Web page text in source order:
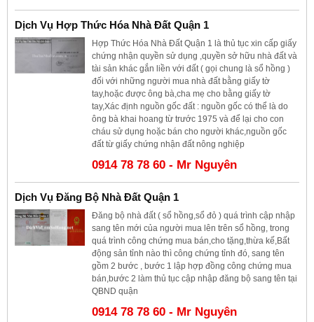
Dịch Vụ Hợp Thức Hóa Nhà Đất Quận 1
Hợp Thức Hóa Nhà Đất Quận 1 là thủ tục xin cấp giấy
chứng nhận quyền sử dụng ,quyền sở hữu nhà đất và
tài sản khác gắn liền với đất ( gọi chung là sổ hồng )
đối với những người mua nhà đất bằng giấy tờ
tay,hoặc được ông bà,cha mẹ cho bằng giấy tờ
tay,Xác định nguồn gốc đất : nguồn gốc có thể là do
ông bà khai hoang từ trước 1975 và để lại cho con
cháu sử dụng hoặc bán cho người khác,nguồn gốc
đất từ giấy chứng nhận đất nông nghiệp
0914 78 78 60 - Mr Nguyên
Dịch Vụ Đăng Bộ Nhà Đất Quận 1
Đăng bộ nhà đất ( sổ hồng,sổ đỏ ) quá trình cập nhập
sang tên mới của người mua lên trên sổ hồng, trong
quá trình công chứng mua bán,cho tặng,thừa kế,Bất
động sản tỉnh nào thì công chứng tỉnh đó, sang tên
gồm 2 bước , bước 1 lập hợp đồng công chứng mua
bán,bước 2 làm thủ tục cập nhập đăng bộ sang tên tại
QBND quận
0914 78 78 60 - Mr Nguyên